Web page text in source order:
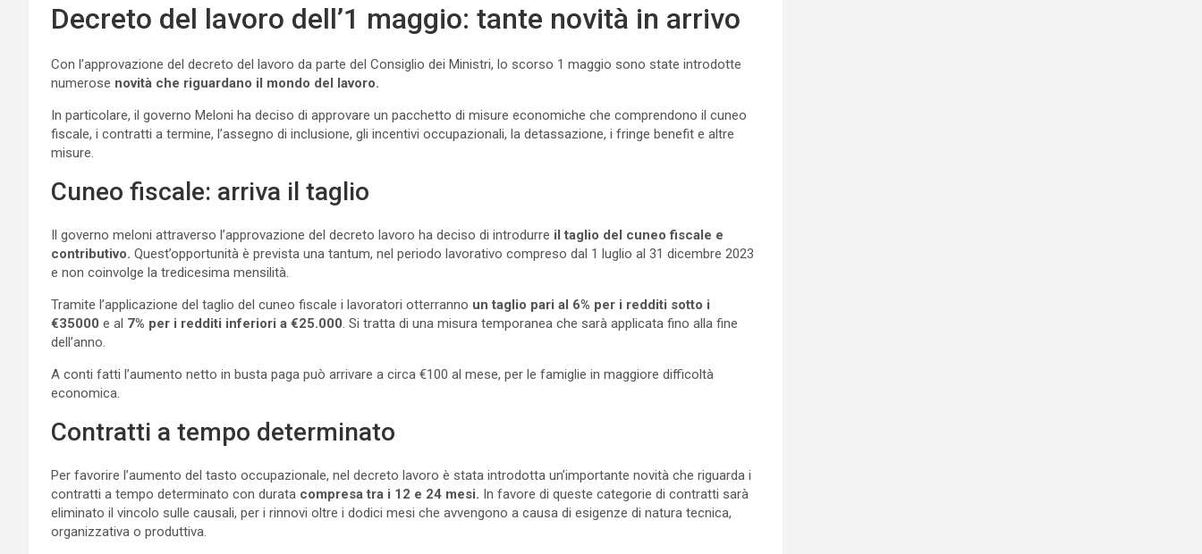
Decreto del lavoro dell’1 maggio: tante novità in arrivo
Con l’approvazione del decreto del lavoro da parte del Consiglio dei Ministri, lo scorso 1 maggio sono state introdotte
numerose novità che riguardano il mondo del lavoro.
In particolare, il governo Meloni ha deciso di approvare un pacchetto di misure economiche che comprendono il cuneo
fiscale, i contratti a termine, l’assegno di inclusione, gli incentivi occupazionali, la detassazione, i fringe benefit e altre
misure.
Cuneo fiscale: arriva il taglio
Il governo meloni attraverso l’approvazione del decreto lavoro ha deciso di introdurre il taglio del cuneo fiscale e
contributivo. Quest’opportunità è prevista una tantum, nel periodo lavorativo compreso dal 1 luglio al 31 dicembre 2023
e non coinvolge la tredicesima mensilità.
Tramite l’applicazione del taglio del cuneo fiscale i lavoratori otterranno un taglio pari al 6% per i redditi sotto i
€35000 e al 7% per i redditi inferiori a €25.000. Si tratta di una misura temporanea che sarà applicata fino alla fine
dell’anno.
A conti fatti l’aumento netto in busta paga può arrivare a circa €100 al mese, per le famiglie in maggiore difficoltà
economica.
Contratti a tempo determinato
Per favorire l’aumento del tasto occupazionale, nel decreto lavoro è stata introdotta un’importante novità che riguarda i
contratti a tempo determinato con durata compresa tra i 12 e 24 mesi. In favore di queste categorie di contratti sarà
eliminato il vincolo sulle causali, per i rinnovi oltre i dodici mesi che avvengono a causa di esigenze di natura tecnica,
organizzativa o produttiva.